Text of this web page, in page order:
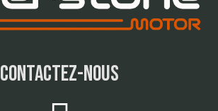
contactez-nous